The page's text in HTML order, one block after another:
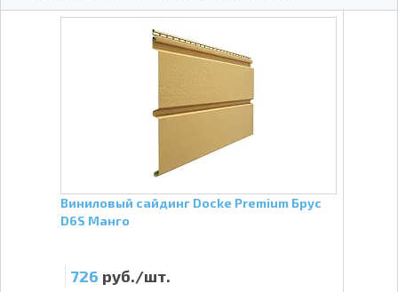
Виниловый сайдинг Docke Premium Брус
D6S Манго
726 руб./шт.